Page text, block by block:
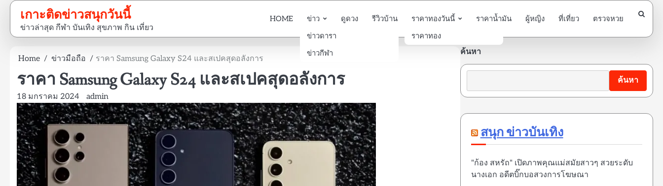
Skip
content
เกาะติดข่าวสนุกวันนี้
ข่าวล่าสุด กีฬา บันเทิง สุขภาพ กิน เที่ยว
HOME
ข่าว
ข่าวดารา
ข่าวกีฬา
ดูดวง รีวิวบ้าน
ราคาทองวันนี้
ราคาทอง
ราคาน้ำมัน ผู้หญิง ที่เที่ยว ตรวจหวย
Home ข่าวมือถือ ราคา Samsung Galaxy S24 และสเปคสุดอลังการ
ราคา Samsung Galaxy S24 และสเปคสุดอลังการ
18 มกราคม 2024 admin
ค้นหา
ค้นหา
สนุก ข่าวบันเทิง
"ก้อง สหรัถ" เปิดภาพคุณแม่สมัยสาวๆ สวยระดับ
นางเอก อดีตบิ๊กบอสวงการโฆษณา